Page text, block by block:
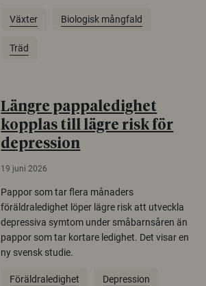
Växter Biologisk mångfald
Träd
Längre pappaledighet
kopplas till lägre risk för
depression
19 juni 2026
Pappor som tar flera månaders
föräldraledighet löper lägre risk att utveckla
depressiva symtom under småbarnsåren än
pappor som tar kortare ledighet. Det visar en
ny svensk studie.
Föräldraledighet Depression